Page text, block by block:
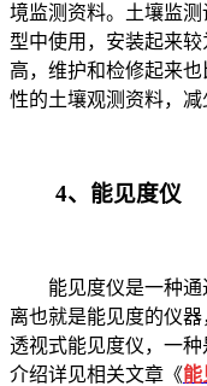
境监测资料。土壤监
型中使用，安装起来
高，维护和检修起来
性的土壤观测资料，减
4、能见度仪
能见度仪是一种通
离也就是能见度的仪
透视式能见度仪，一
介绍详见相关文章《能